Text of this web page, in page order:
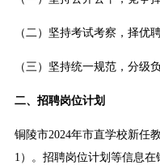
（二）坚持考试考察，择优聘
（三）坚持统一规范，分级负
二、招聘岗位计划
铜陵市2024年市直学校新任
1）。招聘岗位计划等信息在